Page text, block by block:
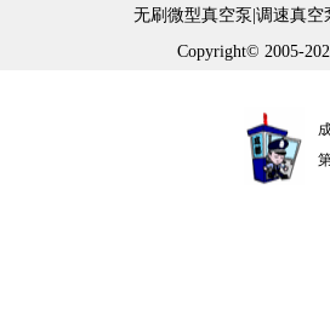
无刷微型真空泵 调速真空
Copyright© 2005-